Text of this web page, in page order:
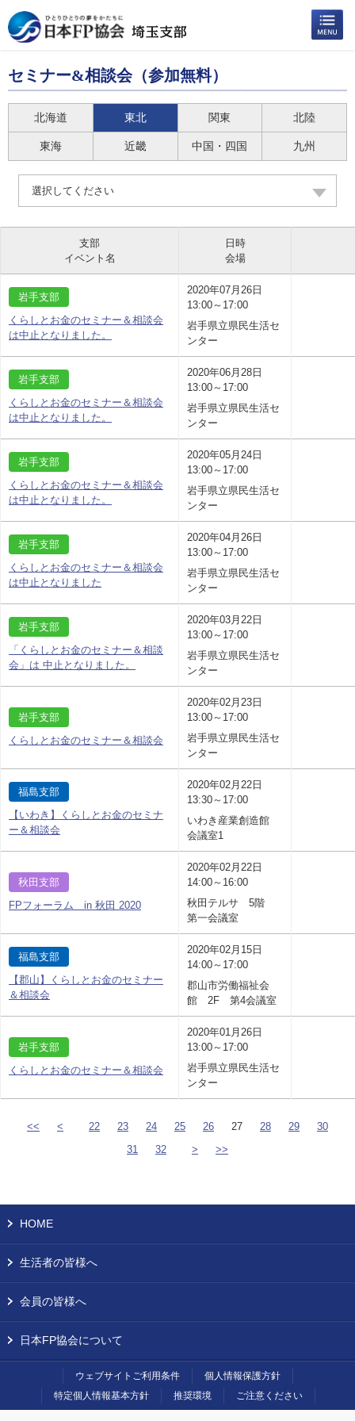
セミナー&相談会（参加無料）
北海道 東北 関東 北陸
東海 近畿 中国・四国 九州
選択してください
支部
イベント名
日時
会場
岩手支部
くらしとお金のセミナー＆相談会
は中止となりました。
2020年07月26日
13:00～17:00
岩手県立県民生活セ
ンター
岩手支部
くらしとお金のセミナー＆相談会
は中止となりました。
2020年06月28日
13:00～17:00
岩手県立県民生活セ
ンター
岩手支部
くらしとお金のセミナー＆相談会
は中止となりました。
2020年05月24日
13:00～17:00
岩手県立県民生活セ
ンター
岩手支部
くらしとお金のセミナー＆相談会
は中止となりました
2020年04月26日
13:00～17:00
岩手県立県民生活セ
ンター
岩手支部
「くらしとお金のセミナー＆相談
会」は 中止となりました。
2020年03月22日
13:00～17:00
岩手県立県民生活セ
ンター
岩手支部
くらしとお金のセミナー＆相談会
2020年02月23日
13:00～17:00
岩手県立県民生活セ
ンター
福島支部
【いわき】くらしとお金のセミナ
ー＆相談会
2020年02月22日
13:30～17:00
いわき産業創造館
会議室1
秋田支部
FPフォーラム in 秋田 2020
2020年02月22日
14:00～16:00
秋田テルサ 5階
第一会議室
福島支部
【郡山】くらしとお金のセミナー
＆相談会
2020年02月15日
14:00～17:00
郡山市労働福祉会
館 2F 第4会議室
岩手支部
くらしとお金のセミナー＆相談会
2020年01月26日
13:00～17:00
岩手県立県民生活セ
ンター
<< < 22 23 24 25 26 27 28 29
30
31
32 > >>
HOME
生活者の皆様へ
会員の皆様へ
日本FP協会について
ウェブサイトご利用条件
個人情報保護方針
特定個人情報基本方針
推奨環境 ご注意ください